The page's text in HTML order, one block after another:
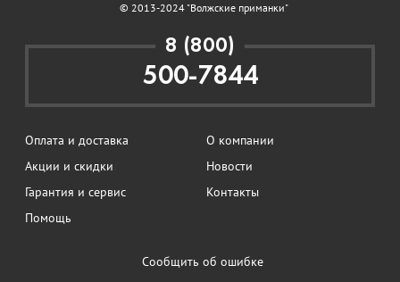
© 2013-2024 "Волжские приманки"
8 (800)
500-7844
Оплата и доставка
О компании
Акции и скидки
Новости
Гарантия и сервис
Контакты
Помощь
Сообщить об ошибке